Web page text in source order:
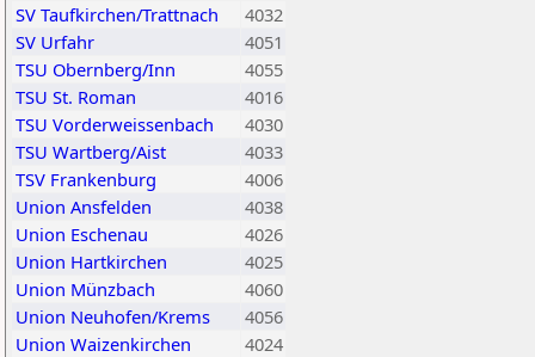
SV Taufkirchen/Trattnach
4032
SV Urfahr
4051
TSU Obernberg/Inn
4055
TSU St. Roman
4016
TSU Vorderweissenbach
4030
TSU Wartberg/Aist
4033
TSV Frankenburg
4006
Union Ansfelden
4038
Union Eschenau
4026
Union Hartkirchen
4025
Union Münzbach
4060
Union Neuhofen/Krems
4056
Union Waizenkirchen
4024